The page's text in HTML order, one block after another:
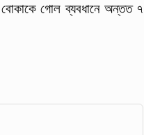
বোকাকে গোল ব্যবধানে অন্তত ৭